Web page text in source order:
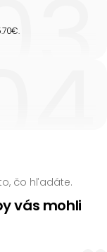
čo hľadáte.
vás mohli